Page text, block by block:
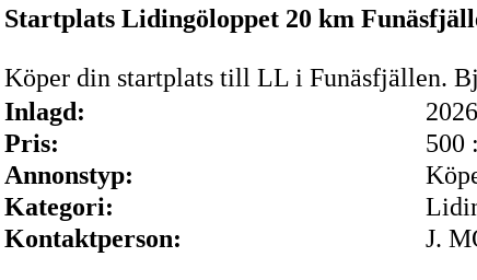
Startplats Lidingöloppet 20 km
Köper din startplats till LL i Funäsfjällen.
Inlagd:
Pris:
500
Annonstyp:
Kategori:
Kontaktperson:
J.